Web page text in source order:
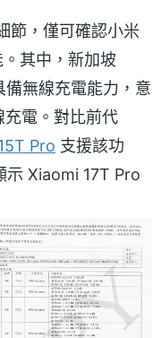
節，僅可確認小米
其中，新加坡
無線充電能力，意
電。對比前代
Pro 支援該功
示 Xiaomi 17T Pro